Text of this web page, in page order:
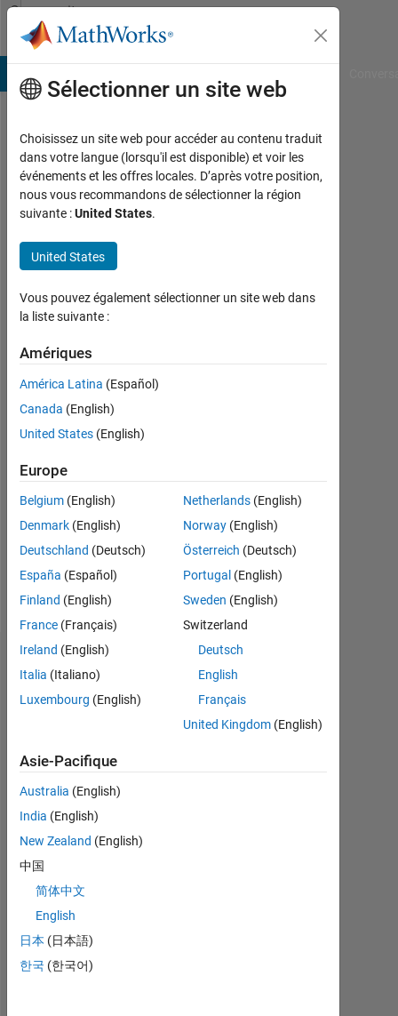
Passer au contenu
Community
Profile
Turlough
Hughes
Last
environ
3 ans il
|
depuis
2019
Followers:
0
Follow
Spoken
Languages:
English
Statistiques
CONTRIBUTIONS
0
10
20
25
30
10/19
07/20
04/21
01/22
07/23
04/24
01/25
07/26
08/20
06/21
04/22
02/23
12/23
08/25
06/26
Sélectionner un site web
Choisissez un site web pour accéder au contenu traduit
dans votre langue (lorsqu'il est disponible) et voir les
événements et les offres locales. D’après votre position,
nous vous recommandons de sélectionner la région
suivante :United States.
United States
Vous pouvez également sélectionner un site web dans
la liste suivante :
Amériques
América Latina (Español)
Canada (English)
United States (English)
Europe
Belgium (English)
Denmark (English)
Deutschland (Deutsch)
España (Español)
Finland (English)
France (Français)
Ireland (English)
Italia (Italiano)
Luxembourg (English)
Netherlands(English)
Norway(English)
Österreich (Deutsch)
Portugal (English)
Sweden (English)
Switzerland
Deutsch
English
Français
United Kingdom(English)
Asie-Pacifique
Australia (English)
India (English)
New Zealand (English)
中国
简体中文
English
日本 (日本語)
한국 (한국어)